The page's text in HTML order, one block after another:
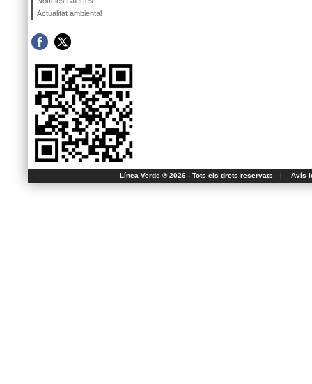
Actualitat ambiental
Línea Verde ® 2026 - Tots els drets reservats | Avís